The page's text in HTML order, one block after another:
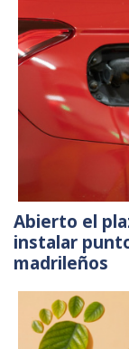
Abierto el
instalar
madrileños